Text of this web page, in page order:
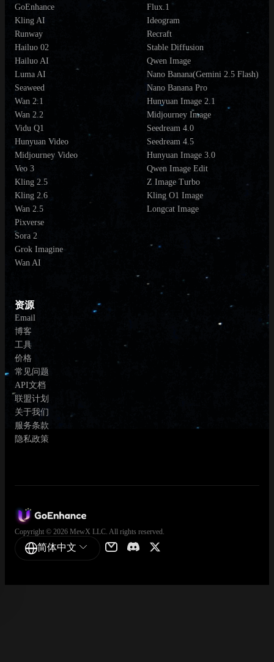
GoEnhance
Kling AI
Runway
Hailuo 02
Hailuo AI
Luma AI
Seaweed
Wan 2.1
Wan 2.2
Vidu Q1
Hunyuan Video
Midjourney Video
Veo 3
Kling 2.5
Kling 2.6
Wan 2.5
Pixverse
Sora 2
Grok Imagine
Wan AI
Flux.1
Ideogram
Recraft
Stable Diffusion
Qwen Image
Nano Banana(Gemini 2.5 Flash)
Nano Banana Pro
Hunyuan Image 2.1
Midjourney Image
Seedream 4.0
Seedream 4.5
Hunyuan Image 3.0
Qwen Image Edit
Z Image Turbo
Kling O1 Image
Longcat Image
资源
Email
博客
工具
价格
常见问题
API文档
联盟计划
关于我们
服务条款
隐私政策
Copyright © 2026 MewX LLC. All rights reserved.
简体中文